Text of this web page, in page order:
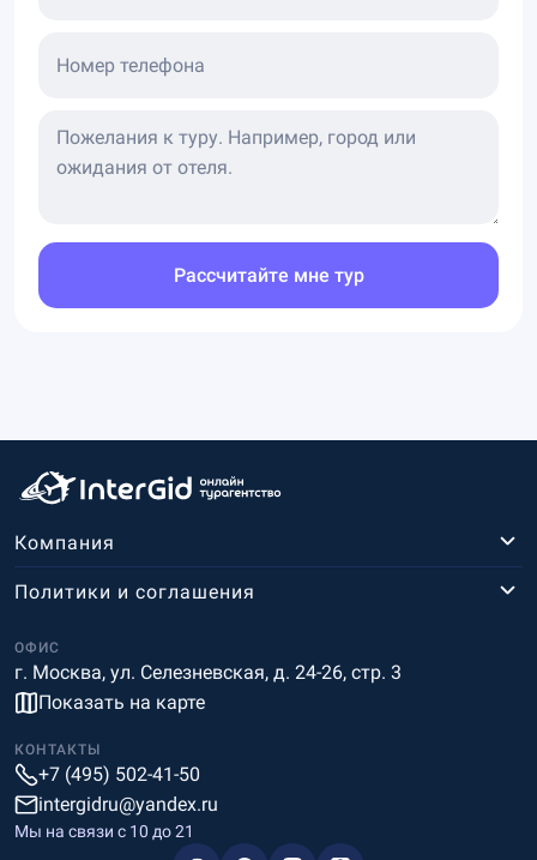
Номер телефона
Рассчитайте мне тур
Компания
ОФИС
г. Москва, ул. Селезневская, д. 24-26, стр. 3
Показать на карте
Политики и соглашения
КОНТАКТЫ
+7 (495) 502-41-50
intergidru@yandex.ru
Мы на связи c 10 до 21